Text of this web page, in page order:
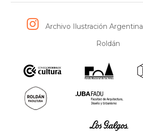
Archivo Ilustración Argentina
Roldán